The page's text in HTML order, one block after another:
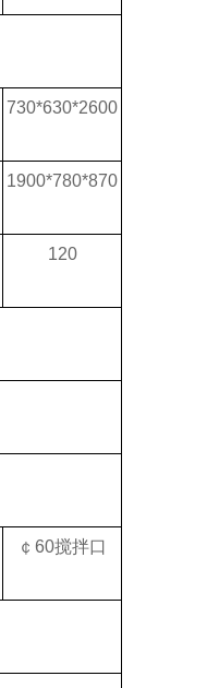
730*630*2600
1900*780*870
120
￠ 60搅拌口